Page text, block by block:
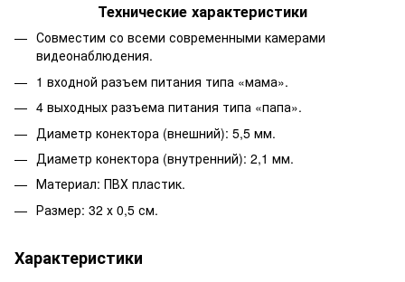
Технические характеристики
Совместим со всеми современными камерами
видеонаблюдения.
1 входной разъем питания типа «мама».
4 выходных разъема питания типа «папа».
Диаметр конектора (внешний): 5,5 мм.
Диаметр конектора (внутренний): 2,1 мм.
Материал: ПВХ пластик.
Размер: 32 х 0,5 см.
Характеристики